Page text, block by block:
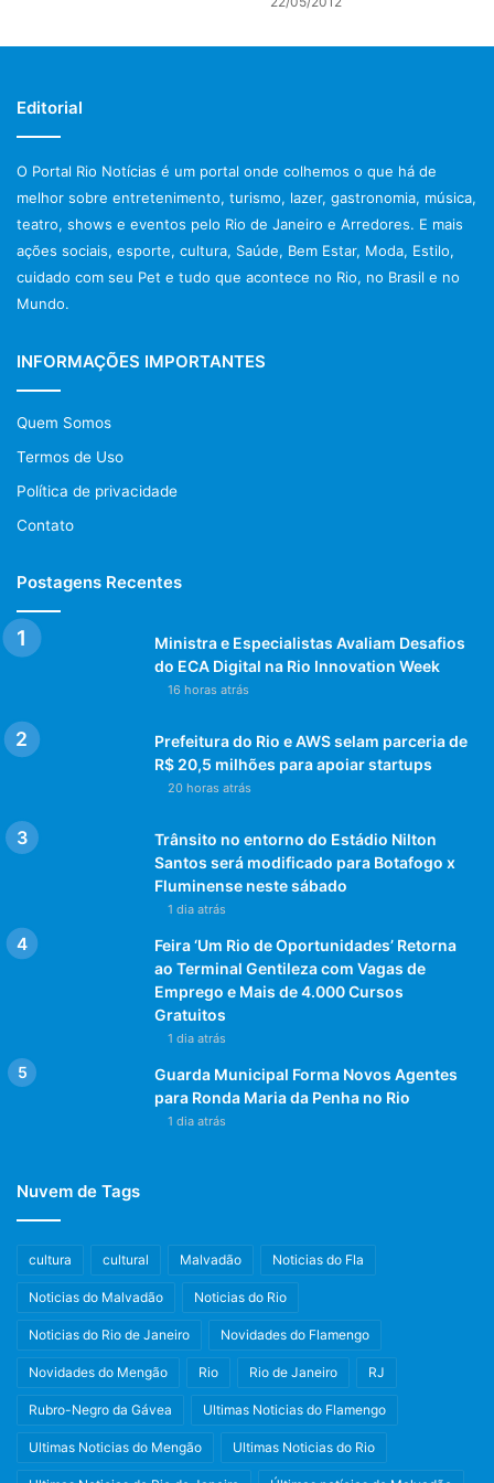
Viola como cliente. A Praça 2, uma espécie de Saara em
Viaduto de Madureira, que reúne mais de duas mil pessoas
imperdíveis, como a Costela no bafo, do bar Cachambeer.
Eclético como a capital que lhe serve de inspiração, o
Almanaque Carioquice une em texto e imagens a beleza
deliciosamente original que ferve nesse caldeirão
chamado Rio. Mais que uma publicação, é um convite para
Serviço:
Editado por Insight Comunicação
180 páginas
do dia 5 de dezembro.
Versões impressa e audiolivro
Informações para imprensa:
Insight Comunicação (21) 2509-5399
Editorial
O Portal Rio Notícias é um portal onde colhemos o que há de
melhor sobre entretenimento, turismo, lazer, gastronomia, música,
teatro, shows e eventos pelo Rio de Janeiro e Arredores. E mais
ações sociais, esporte, cultura, Saúde, Bem Estar, Moda, Estilo,
cuidado com seu Pet e tudo que acontece no Rio, no Brasil e no
Mundo.
INFORMAÇÕES IMPORTANTES
Quem Somos
Termos de Uso
Política de privacidade
Contato
Postagens Recentes
Ministra e Especialistas Avaliam Desafios
do ECA Digital na Rio Innovation Week
16 horas atrás
Prefeitura do Rio e AWS selam parceria de
R$ 20,5 milhões para apoiar startups
20 horas atrás
Trânsito no entorno do Estádio Nilton
Santos será modificado para Botafogo x
Fluminense neste sábado
1 dia atrás
Feira ‘Um Rio de Oportunidades’ Retorna
ao Terminal Gentileza com Vagas de
Emprego e Mais de 4.000 Cursos
Gratuitos
1 dia atrás
Guarda Municipal Forma Novos Agentes
para Ronda Maria da Penha no Rio
1 dia atrás
Nuvem de Tags
cultura cultural Malvadão Noticias do Fla
Noticias do Malvadão Noticias do Rio
Noticias do Rio de Janeiro Novidades do Flamengo
Novidades do Mengão Rio Rio de Janeiro RJ
Rubro-Negro da Gávea Ultimas Noticias do Flamengo
Ultimas Noticias do Mengão Ultimas Noticias do Rio